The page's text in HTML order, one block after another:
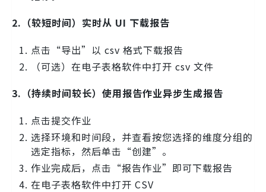
2.（较短时间）实时从 UI 下载报告
点击“导出”以 csv 格式下载报告
（可选）在电子表格软件中打开 csv 文件
3.（持续时间较长）使用报告作业异步生成报告
点击提交作业
选择环境和时间段，并查看按您选择的维度分组的
选定指标，然后单击“创建”。
作业完成后，点击“报告作业”即可下载报告
在电子表格软件中打开 CSV